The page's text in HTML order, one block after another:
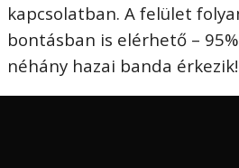
kapcsolatban. A felület
bontásban is elérhető –
néhány hazai banda érkezik!